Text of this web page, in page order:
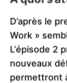
D’après le
Work »
L’épisode 2
nouveaux
permettront